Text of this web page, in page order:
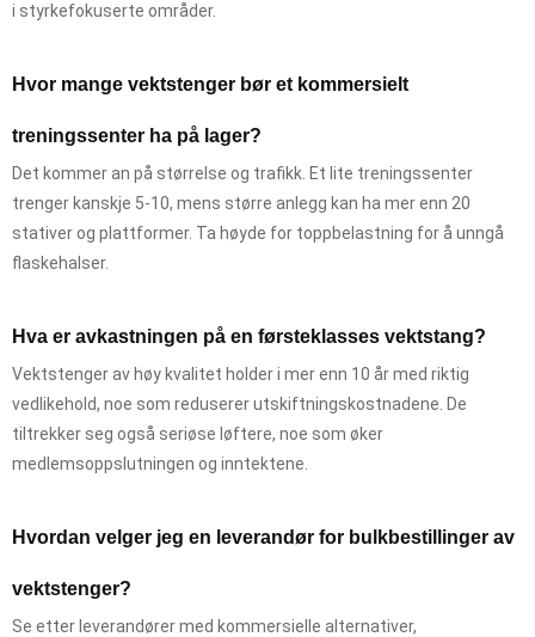
i styrkefokuserte områder.
Hvor mange vektstenger bør et kommersielt
treningssenter ha på lager?
Det kommer an på størrelse og trafikk. Et lite treningssenter
trenger kanskje 5-10, mens større anlegg kan ha mer enn 20
stativer og plattformer. Ta høyde for toppbelastning for å unngå
flaskehalser.
Hva er avkastningen på en førsteklasses vektstang?
Vektstenger av høy kvalitet holder i mer enn 10 år med riktig
vedlikehold, noe som reduserer utskiftningskostnadene. De
tiltrekker seg også seriøse løftere, noe som øker
medlemsoppslutningen og inntektene.
Hvordan velger jeg en leverandør for bulkbestillinger av
vektstenger?
Se etter leverandører med kommersielle alternativer,